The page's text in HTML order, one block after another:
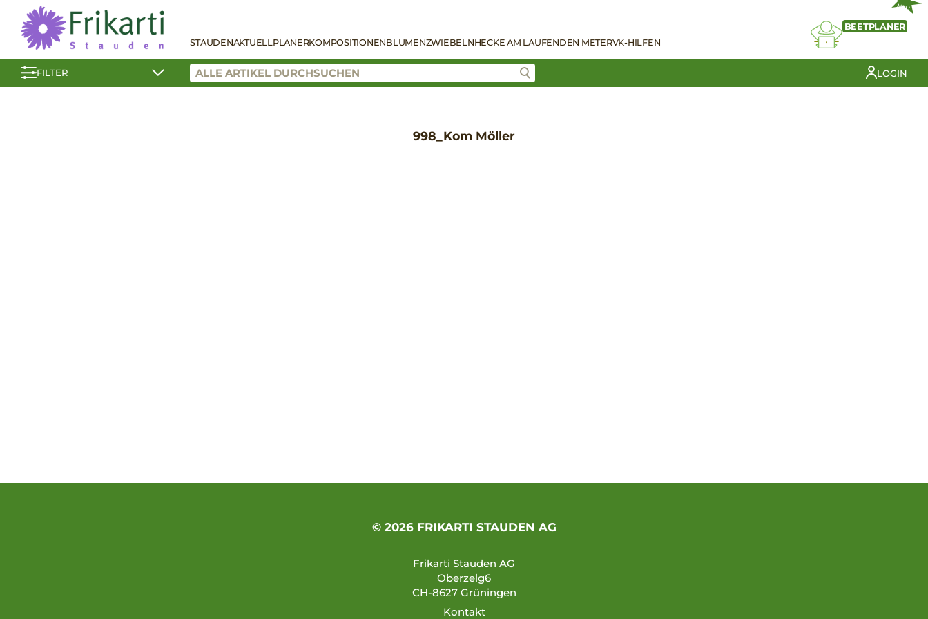
STAUDENAKTUELLPLANERKOMPOSITIONENBLUMENZWIEBELNHECKE AM LAUFENDEN METERVK-HILFEN
NEU
BEETPLANER
FILTER LOGIN
998_Kom Möller
© 2026 FRIKARTI STAUDEN AG
Frikarti Stauden AG
Oberzelg6
CH-8627 Grüningen
Kontakt